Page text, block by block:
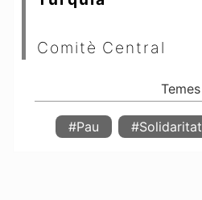
Comitè Central
#Pau #Solidaritat